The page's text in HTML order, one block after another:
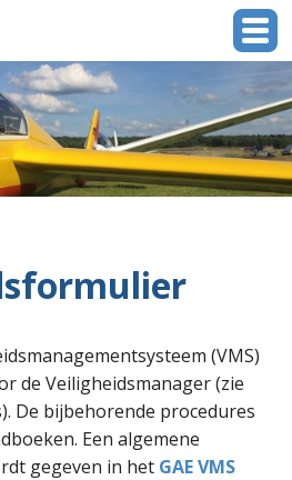
(VMS)
de Veiligheidsmanager (zie
De bijbehorende procedures
Een algemene
gegeven in het GAE VMS